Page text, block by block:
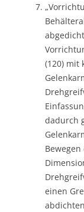
(120) mit
dadurch
einen